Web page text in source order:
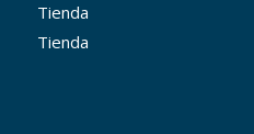
Tienda
Tienda